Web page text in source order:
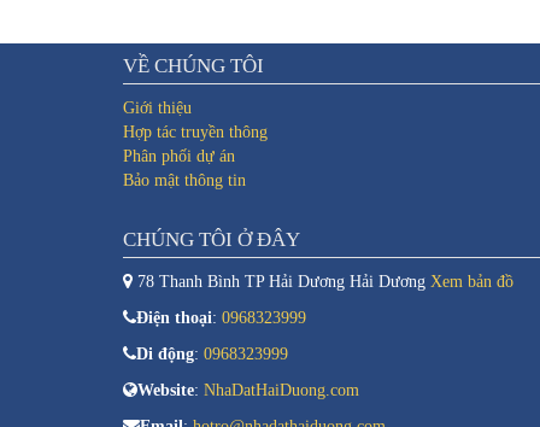
VỀ CHÚNG TÔI
Giới thiệu
Hợp tác truyền thông
Phân phối dự án
Bảo mật thông tin
CHÚNG TÔI Ở ĐÂY
78 Thanh Bình TP Hải Dương Hải Dương Xem bản đồ
Điện thoại: 0968323999
Di động: 0968323999
Website: NhaDatHaiDuong.com